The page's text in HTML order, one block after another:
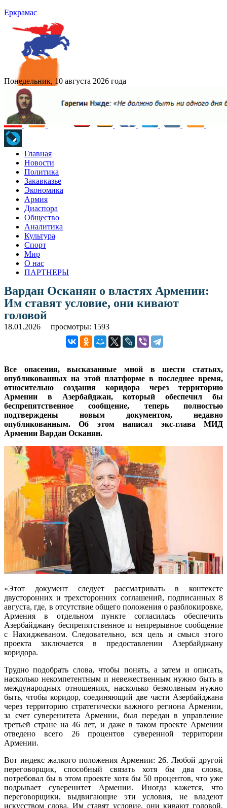
Еркрамас
Понедельник, 10 августа 2026 года
Главная
Новости
Политика
Закавказье
Экономика
Армия
Диаспора
Общество
Аналитика
Культура
Спорт
Мир
О нас
ПАРТНЕРЫ
Вардан Осканян о властях Армении:
Им ставят условие, они кивают
головой
18.01.2026 просмотры: 1593
Все опасения, высказанные мной в шести статьях,
опубликованных на этой платформе в последнее время,
относительно создания коридора через территорию
Армении в Азербайджан, который обеспечил бы
беспрепятственное сообщение, теперь полностью
подтверждены новым документом, недавно
опубликованным. Об этом написал экс-глава МИД
Армении Вардан Осканян.
«Этот документ следует рассматривать в контексте
двусторонних и трехсторонних соглашений, подписанных 8
августа, где, в отсутствие общего положения о разблокировке,
Армения в отдельном пункте согласилась обеспечить
Азербайджану беспрепятственное и непрерывное сообщение
с Нахиджеваном. Следовательно, вся цель и смысл этого
проекта заключается в предоставлении Азербайджану
коридора.
Трудно подобрать слова, чтобы понять, а затем и описать,
насколько некомпетентным и невежественным нужно быть в
международных отношениях, насколько безмолвным нужно
быть, чтобы коридор, соединяющий две части Азербайджана
через территорию стратегически важного региона Армении,
за счет суверенитета Армении, был передан в управление
третьей стране на 46 лет, и даже в таком проекте Армении
отведено всего 26 процентов суверенной территории
Армении.
Вот индекс жалкого положения Армении: 26. Любой другой
переговорщик, способный связать хотя бы два слова,
потребовал бы в этом проекте хотя бы 50 процентов, что уже
подрывает суверенитет Армении. Иногда кажется, что
переговорщики, выдвигающие эти условия, не владеют
искусством слова. Им ставят условие, они кивают головой.